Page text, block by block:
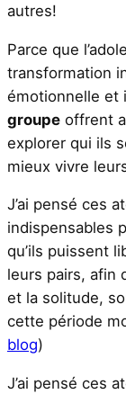
autres!
Parce que
transformation
émotionnelle
groupe offrent
explorer qui ils
mieux vivre
J’ai pensé ces
indispensables
qu’ils puissent
leurs pairs, afin
et la solitude,
cette période
blog)
J’ai pensé ces